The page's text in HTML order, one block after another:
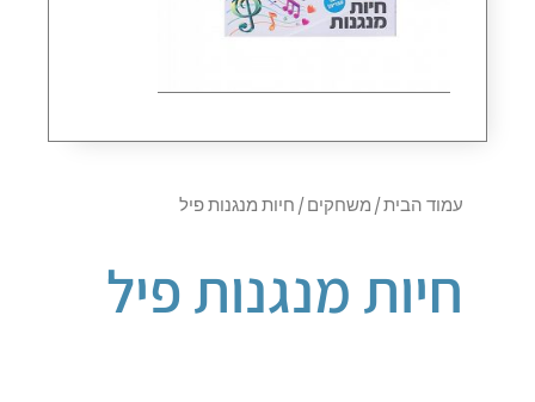
עמוד הבית/ משחקים/ חיות מנגנות פיל
חיות מנגנות פיל